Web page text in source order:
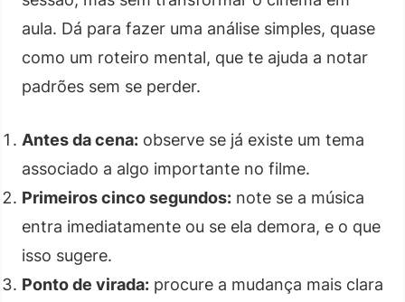
aula. Dá para fazer uma análise simples, quase
como um roteiro mental, que te ajuda a notar
padrões sem se perder.
Antes da cena: observe se já existe um tema
associado a algo importante no filme.
Primeiros cinco segundos: note se a música
entra imediatamente ou se ela demora, e o que
isso sugere.
Ponto de virada: procure a mudança mais clara